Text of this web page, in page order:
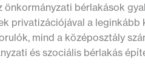
bérlakások
privatizációjával a
mind a középosztály
és szociális bérlakás